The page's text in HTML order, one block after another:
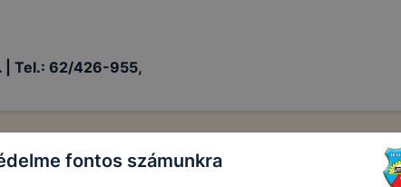
Tel.: 62/426-955,
fontos számunkra